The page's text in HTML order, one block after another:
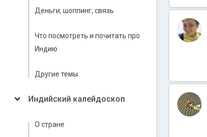
Деньги, шоппинг, связь
Что посмотреть и почитать про
Индию
Другие темы
Индийский калейдоскоп
О стране